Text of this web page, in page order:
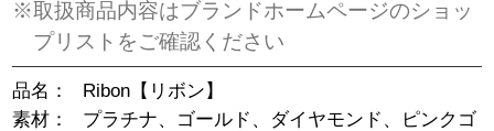
※取扱商品内容はブランドホームページのショッ
プリストをご確認ください
品名：
Ribon【リボン】
素材：
プラチナ、ゴールド、ダイヤモンド、ピンクゴ